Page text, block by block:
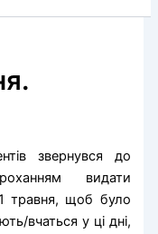
звернувся до
видати
травня, щоб було
вчаться у ці дні,